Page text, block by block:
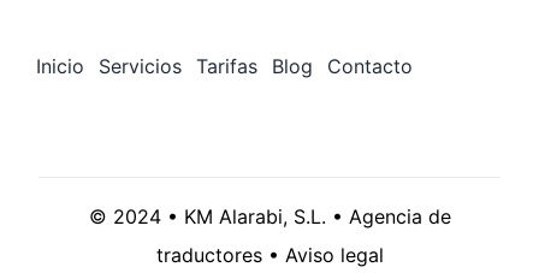
Inicio Servicios Tarifas Blog Contacto
© 2024 • KM Alarabi, S.L. • Agencia de
traductores • Aviso legal